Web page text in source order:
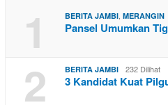
1 BERITA JAMBI, MERANGIN
Pansel Umumkan
2 BERITA JAMBI 232 Dilihat
3 Kandidat Kuat